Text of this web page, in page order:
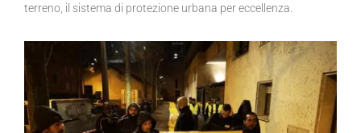
terreno, il sistema di protezione urbana per eccellenza.